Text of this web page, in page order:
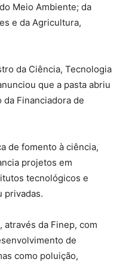
Meio Ambiente; da
e da Agricultura,
da Ciência, Tecnologia
que a pasta abriu
Financiadora de
de fomento à ciência,
projetos em
tecnológicos e
privadas.
através da Finep, com
de
como poluição,